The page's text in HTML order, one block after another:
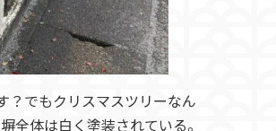
？でもクリスマスツリーなん
全体は白く塗装されている。